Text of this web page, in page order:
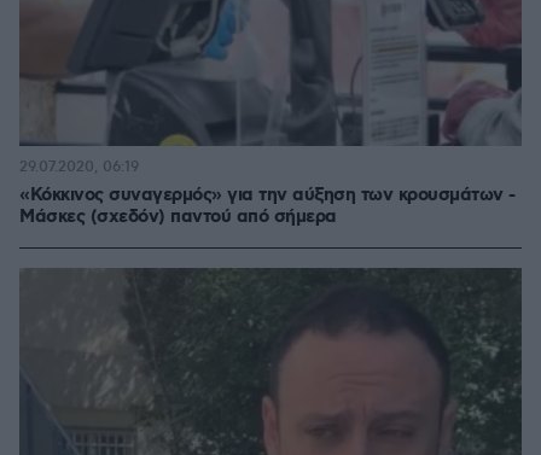
«Κόκκινος συναγερμός» για την αύξηση των κρουσμάτων -
Μάσκες (σχεδόν) παντού από σήμερα
29.07.2020, 06:19